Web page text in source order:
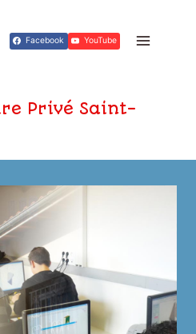
Facebook YouTube
Privé Saint-